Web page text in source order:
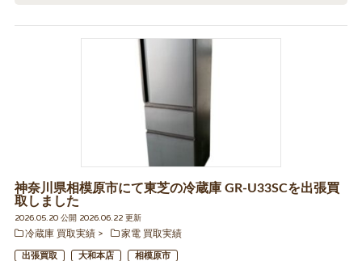
神奈川県相模原市にて東芝の冷蔵庫 GR-U33SCを出張買
取しました
2026.05.20 公開 2026.06.22 更新
冷蔵庫 買取実績
家電 買取実績
出張買取 大和本店 相模原市